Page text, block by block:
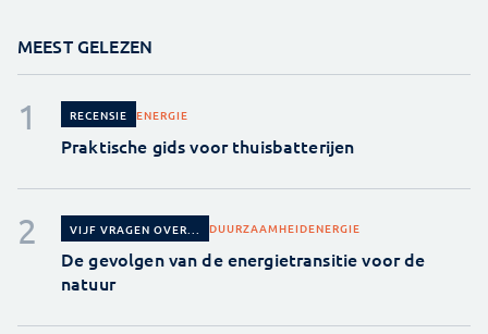
MEEST GELEZEN
RECENSIE ENERGIE
Praktische gids voor thuisbatterijen
VIJF VRAGEN OVER... DUURZAAMHEIDENERGIE
De gevolgen van de energietransitie voor de
natuur